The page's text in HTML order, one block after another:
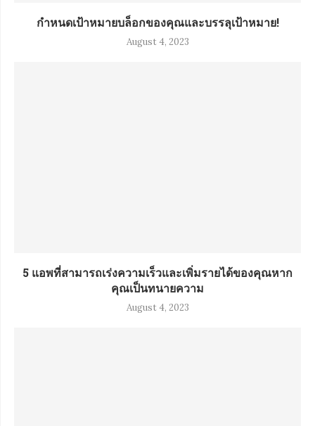
กำหนดเป้าหมายบล็อกของคุณและบรรลุเป้าหมาย!
August 4, 2023
5 แอพที่สามารถเร่งความเร็วและเพิ่มรายได้ของคุณหาก
คุณเป็นทนายความ
August 4, 2023